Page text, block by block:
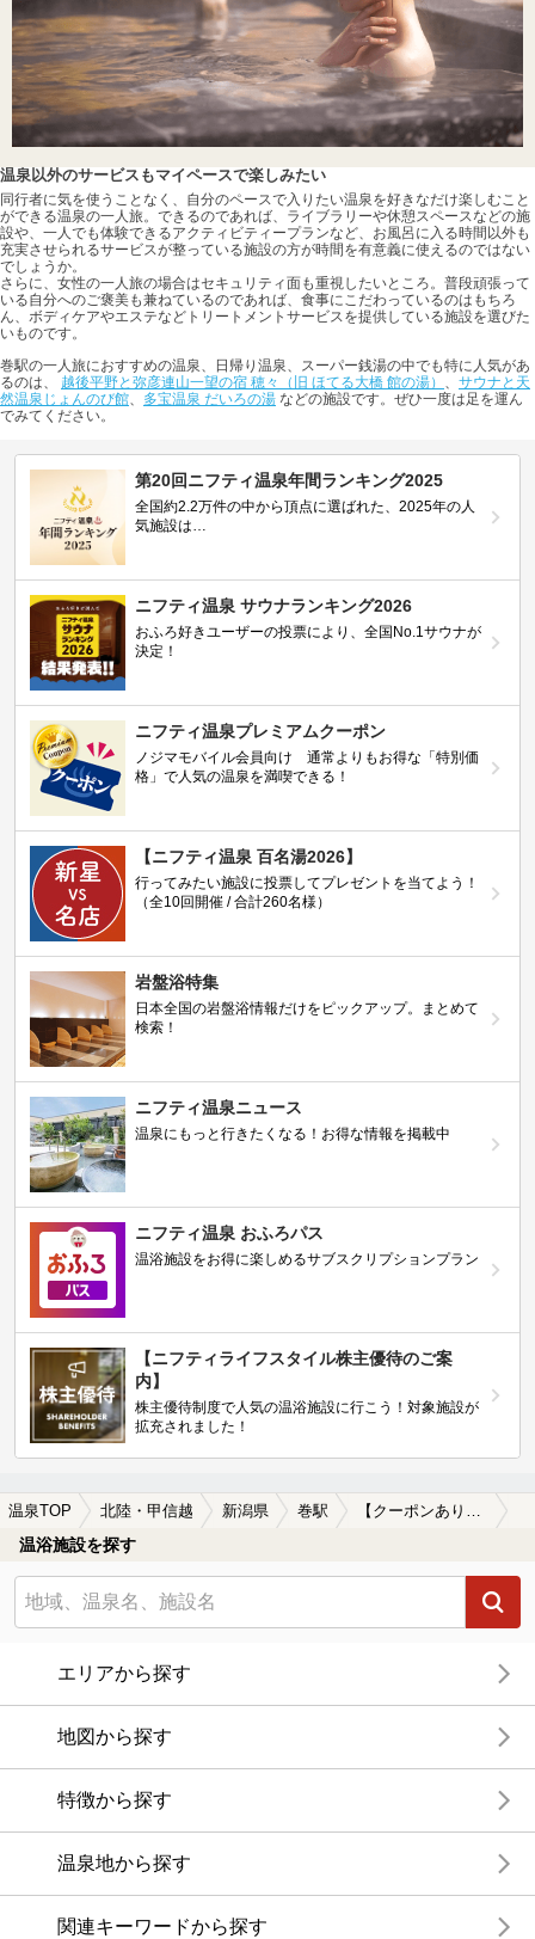
温泉以外のサービスもマイペースで楽しみたい
同行者に気を使うことなく、自分のペースで入りたい温泉を好きなだけ楽しむこと
ができる温泉の一人旅。できるのであれば、ライブラリーや休憩スペースなどの施
設や、一人でも体験できるアクティビティープランなど、お風呂に入る時間以外も
充実させられるサービスが整っている施設の方が時間を有意義に使えるのではない
でしょうか。
さらに、女性の一人旅の場合はセキュリティ面も重視したいところ。普段頑張って
いる自分へのご褒美も兼ねているのであれば、食事にこだわっているのはもちろ
ん、ボディケアやエステなどトリートメントサービスを提供している施設を選びた
いものです。
巻駅の一人旅におすすめの温泉、日帰り温泉、スーパー銭湯の中でも特に人気があ
るのは、 越後平野と弥彦連山一望の宿 穂々（旧 ほてる大橋 館の湯） 、 サウナと天
然温泉じょんのび館、 多宝温泉 だいろの湯 などの施設です。ぜひ一度は足を運ん
でみてください。
第20回ニフティ温泉年間ランキング2025
全国約2.2万件の中から頂点に選ばれた、2025年の人
気施設は…
ニフティ温泉 サウナランキング2026
おふろ好きユーザーの投票により、全国No.1サウナが
決定！
ニフティ温泉プレミアムクーポン
ノジマモバイル会員向け 通常よりもお得な「特別価
格」で人気の温泉を満喫できる！
【ニフティ温泉 百名湯2026】
行ってみたい施設に投票してプレゼントを当てよう！
（全10回開催 / 合計260名様）
岩盤浴特集
日本全国の岩盤浴情報だけをピックアップ。まとめて
検索！
ニフティ温泉ニュース
温泉にもっと行きたくなる！お得な情報を掲載中
ニフティ温泉 おふろパス
温浴施設をお得に楽しめるサブスクリプションプラン
【ニフティライフスタイル株主優待のご案
内】
株主優待制度で人気の温浴施設に行こう！対象施設が
拡充されました！
温泉TOP 北陸・甲信越 新潟県 巻駅 【クーポンあり】一人旅におすすめの巻駅近くの温泉、日帰り温泉、スーパー銭湯おすすめ
温浴施設を探す
エリアから探す
地図から探す
特徴から探す
温泉地から探す
関連キーワードから探す